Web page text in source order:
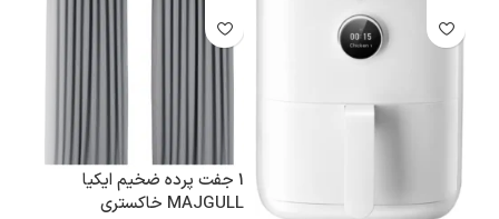
1 جفت پرده ضخیم ایکیا
MAJGULL خاکستری